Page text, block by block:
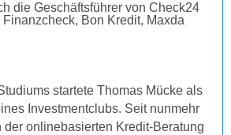
die Geschäftsführer von Check24
Finanzcheck, Bon Kredit, Maxda
startete Thomas Mücke als
Investmentclubs. Seit nunmehr
der onlinebasierten Kredit-Beratung